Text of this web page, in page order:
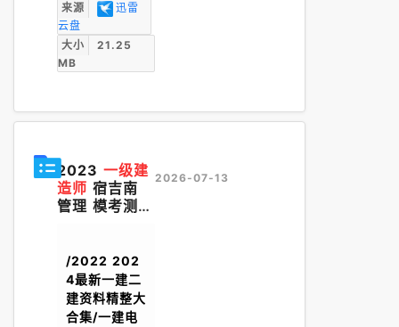
来源
迅雷
云盘
大小
21.25
MB
2023 一级建
造师 宿吉南
管理 模考测评
/2022 202
4最新一建二
建资料精整大
合集/一建电
2026-07-13